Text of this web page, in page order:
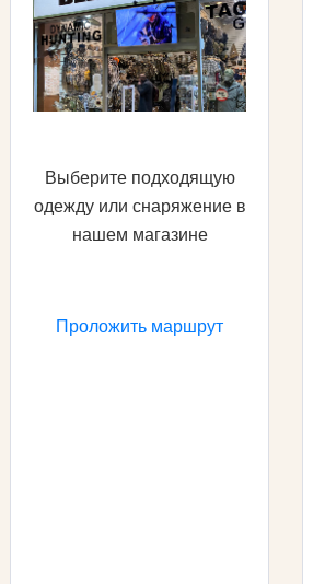
Выберите подходящую
одежду или снаряжение в
нашем магазине
Проложить маршрут